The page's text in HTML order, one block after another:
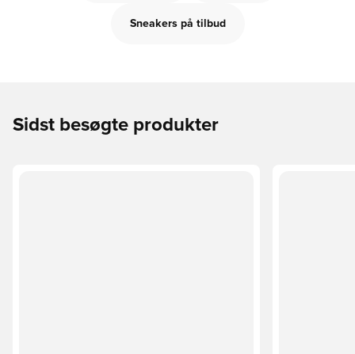
Sneakers på tilbud
Sidst besøgte produkter